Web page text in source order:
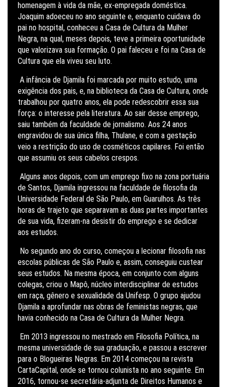
homenagem à vida da mãe, ex-empregada doméstica.
Joaquim adoeceu no ano seguinte e, enquanto cuidava do
pai no hospital, conheceu a Casa de Cultura da Mulher
Negra, na qual, meses depois, teve a primeira oportunidade
que valorizava sua formação. O pai faleceu e foi na Casa de
Cultura que ela viveu seu luto.
A infância de Djamila foi marcada por muito estudo, uma
exigência dos pais, e, na biblioteca da Casa de Cultura, onde
trabalhou por quatro anos, ela pode redescobrir essa sua
força: o interesse pela literatura. Ao sair desse emprego,
saiu também da faculdade de jornalismo. Aos 24 anos
engravidou de sua única filha, Thulane, e com a gestação
veio a restrição do uso de cosméticos capilares. Foi então
que assumiu os seus cabelos crespos.
Alguns anos depois, com um emprego fixo na zona portuária
de Santos, Djamila ingressou na faculdade de filosofia da
Universidade Federal de São Paulo, em Guarulhos. As três
horas de trajeto que separavam as duas partes importantes
de sua vida, fizeram-na desistir do emprego e se dedicar
aos estudos.
No segundo ano do curso, começou a lecionar filosofia nas
escolas públicas de São Paulo e, assim, conseguiu custear
seus estudos. Na mesma época, em conjunto com alguns
colegas, criou o Mapô, núcleo interdisciplinar de estudos
em raça, gênero e sexualidade da Unifesp. O grupo ajudou
Djamila a aprofundar nas obras de feministas negras, que
havia conhecido na Casa de Cultura da Mulher Negra.
Em 2013 ingressou no mestrado em Filosofia Política, na
mesma universidade de sua graduação, e passou a escrever
para o Blogueiras Negras. Em 2014 começou na revista
CartaCapital, onde se tornou colunista no ano seguinte. Em
2016, tornou-se secretária-adjunta de Direitos Humanos e